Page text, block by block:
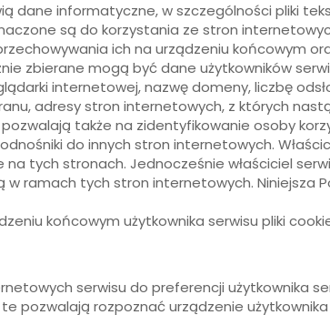
dane informatyczne, w szczególności pliki
są do korzystania ze stron
ich na urządzeniu końcowym
zbierane mogą być dane użytkowników
internetowej, nazwę domeny, liczbę
adresy stron internetowych, z których
także na zidentyfikowanie osoby
do innych stron internetowych.
tych stronach. Jednocześnie właściciel
ramach tych stron internetowych. Niniejsza
końcowym użytkownika serwisu pliki
serwisu do preferencji użytkownika
pozwalają rozpoznać urządzenie